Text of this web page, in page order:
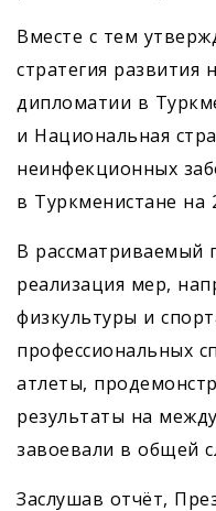
Вместе с тем
стратегия развития
дипломатии в
и Национальная
неинфекционных
в Туркменистане на
В рассматриваемый
реализация мер,
физкультуры и
профессиональных
атлеты,
результаты на
завоевали в общей
Заслушав отчёт,